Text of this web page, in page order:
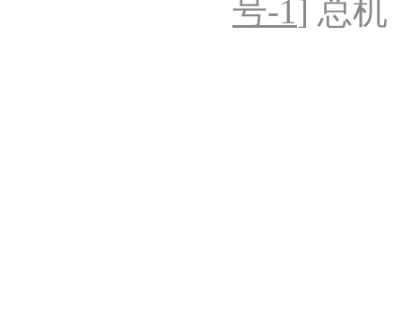
号-1] 总机